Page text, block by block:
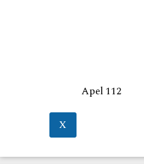
Apel 112
X